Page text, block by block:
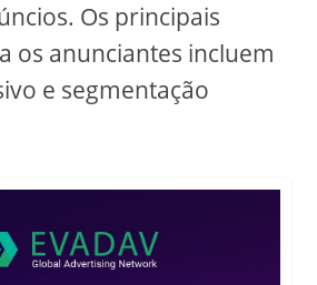
Os principais
os anunciantes incluem
e segmentação